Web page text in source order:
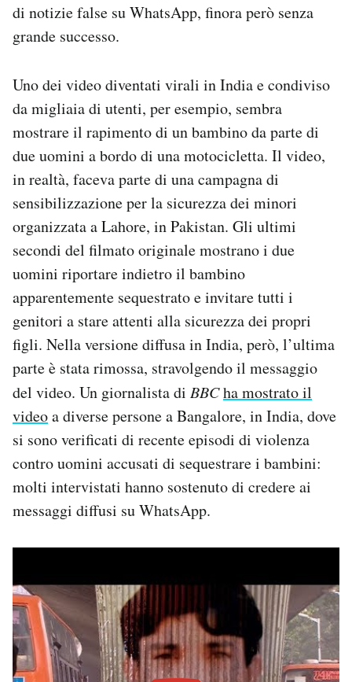
di notizie false su WhatsApp, finora però senza
grande successo.
Uno dei video diventati virali in India e condiviso
da migliaia di utenti, per esempio, sembra
mostrare il rapimento di un bambino da parte di
due uomini a bordo di una motocicletta. Il video,
in realtà, faceva parte di una campagna di
sensibilizzazione per la sicurezza dei minori
organizzata a Lahore, in Pakistan. Gli ultimi
secondi del filmato originale mostrano i due
uomini riportare indietro il bambino
apparentemente sequestrato e invitare tutti i
genitori a stare attenti alla sicurezza dei propri
figli. Nella versione diffusa in India, però, l’ultima
parte è stata rimossa, stravolgendo il messaggio
del video. Un giornalista di BBCha mostrato il
videoa diverse persone a Bangalore, in India, dove
si sono verificati di recente episodi di violenza
contro uomini accusati di sequestrare i bambini:
molti intervistati hanno sostenuto di credere ai
messaggi diffusi su WhatsApp.